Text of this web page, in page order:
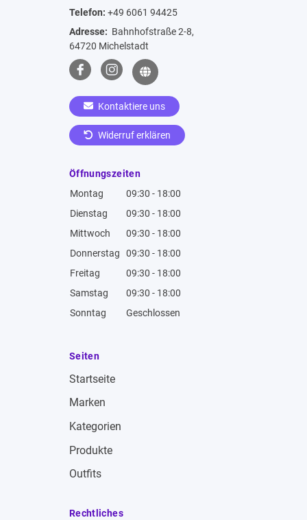
Telefon: +49 6061 94425
Adresse: Bahnhofstraße 2-8,
64720 Michelstadt
Kontaktiere uns
Widerruf erklären
Öffnungszeiten
Montag
09:30 - 18:00
Dienstag
09:30 - 18:00
Mittwoch
09:30 - 18:00
Donnerstag
09:30 - 18:00
Freitag
09:30 - 18:00
Samstag
09:30 - 18:00
Sonntag
Geschlossen
Seiten
Startseite
Marken
Kategorien
Produkte
Outfits
Rechtliches